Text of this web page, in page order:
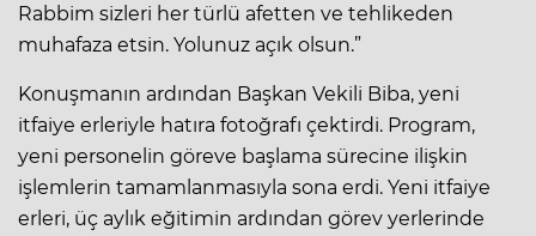
Rabbim sizleri her türlü afetten ve tehlikeden
muhafaza etsin. Yolunuz açık olsun.”
Konuşmanın ardından Başkan Vekili Biba, yeni
itfaiye erleriyle hatıra fotoğrafı çektirdi. Program,
yeni personelin göreve başlama sürecine ilişkin
işlemlerin tamamlanmasıyla sona erdi. Yeni itfaiye
erleri, üç aylık eğitimin ardından görev yerlerinde